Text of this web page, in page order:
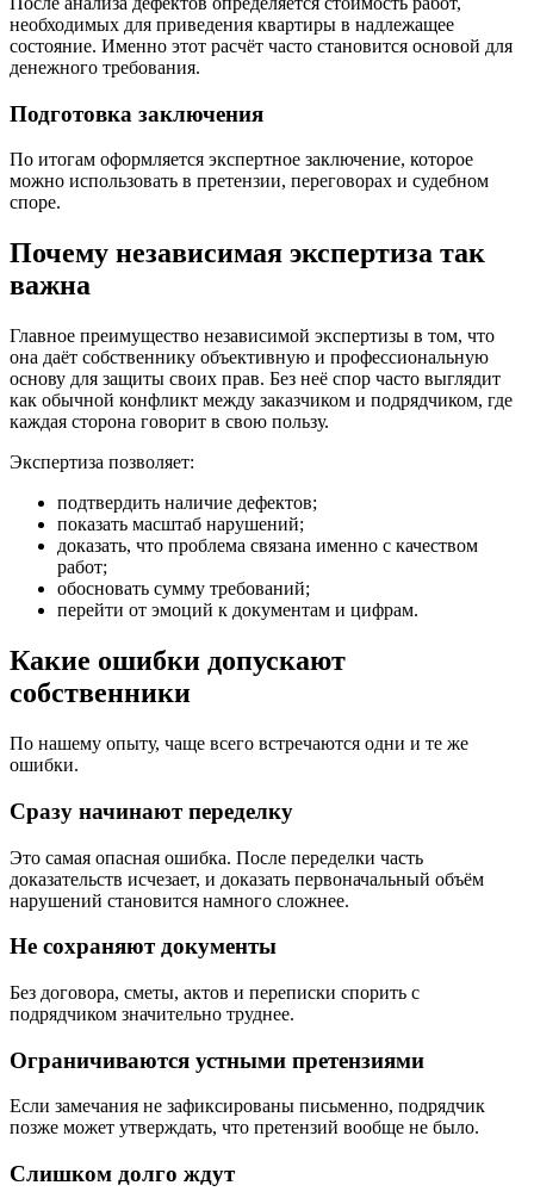
необходимых для приведения квартиры в надлежащее
состояние. Именно этот расчёт часто становится основой для
денежного требования.
Подготовка заключения
По итогам оформляется экспертное заключение, которое
можно использовать в претензии, переговорах и судебном
споре.
Почему независимая экспертиза так
важна
Главное преимущество независимой экспертизы в том, что
она даёт собственнику объективную и профессиональную
основу для защиты своих прав. Без неё спор часто выглядит
как обычной конфликт между заказчиком и подрядчиком, где
каждая сторона говорит в свою пользу.
Экспертиза позволяет:
подтвердить наличие дефектов;
показать масштаб нарушений;
доказать, что проблема связана именно с качеством
работ;
обосновать сумму требований;
перейти от эмоций к документам и цифрам.
Какие ошибки допускают
собственники
По нашему опыту, чаще всего встречаются одни и те же
ошибки.
Сразу начинают переделку
Это самая опасная ошибка. После переделки часть
доказательств исчезает, и доказать первоначальный объём
нарушений становится намного сложнее.
Не сохраняют документы
Без договора, сметы, актов и переписки спорить с
подрядчиком значительно труднее.
Ограничиваются устными претензиями
Если замечания не зафиксированы письменно, подрядчик
позже может утверждать, что претензий вообще не было.
Слишком долго ждут